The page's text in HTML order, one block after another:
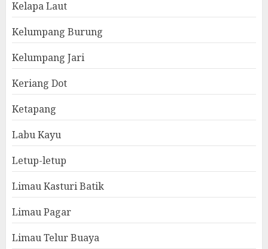
Kelapa Laut
Kelumpang Burung
Kelumpang Jari
Keriang Dot
Ketapang
Labu Kayu
Letup-letup
Limau Kasturi Batik
Limau Pagar
Limau Telur Buaya